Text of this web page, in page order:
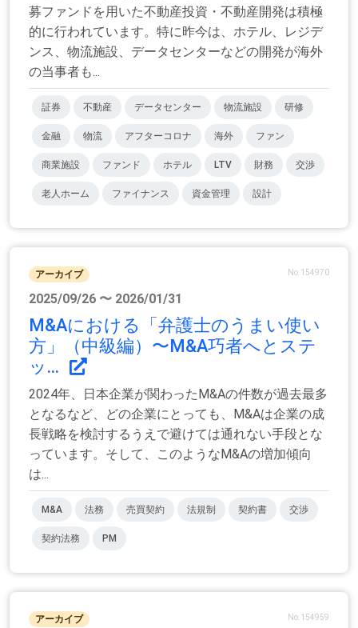
募ファンドを用いた不動産投資・不動産開発は積極
的に行われています。特に昨今は、ホテル、レジデ
ンス、物流施設、データセンターなどの開発が海外
の当事者も...
証券 不動産 データセンター 物流施設 研修
金融 物流 アフターコロナ 海外 ファン
商業施設 ファンド ホテル LTV 財務 交渉
老人ホーム ファイナンス 資金管理 設計
アーカイブ No.154970
2025/09/26 〜 2026/01/31
M&Aにおける「弁護士のうまい使い
方」（中級編）〜M&A巧者へとステ
ッ...
2024年、日本企業が関わったM&Aの件数が過去最多
となるなど、どの企業にとっても、M&Aは企業の成
長戦略を検討するうえで避けては通れない手段とな
っています。そして、このようなM&Aの増加傾向
は...
M&A 法務 売買契約 法規制 契約書 交渉
契約法務 PM
アーカイブ No.154959